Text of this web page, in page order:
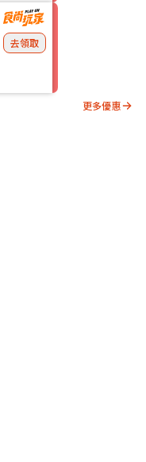
去領取
更多優惠